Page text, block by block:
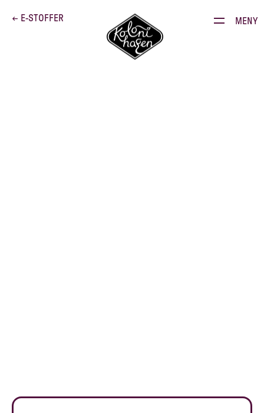
← E-STOFFER MENY
Dette brenner vi for
Produkter